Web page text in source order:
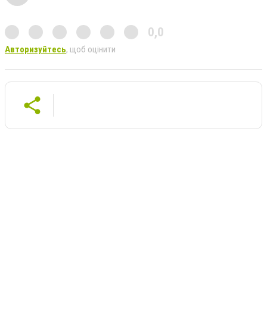
0,0
Авторизуйтесь, щоб оцінити